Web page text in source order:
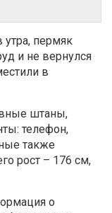
утра, пермяк
и не вернулся
в
штаны,
телефон,
также
рост – 176 см,
о